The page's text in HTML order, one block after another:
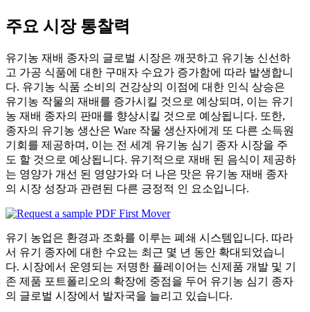
주요 시장 통찰력
유기농 재배 종자의 글로벌 시장은 깨끗하고 유기농 신선하
고 가공 식품에 대한 구매자 수요가 증가함에 따라 발생합니
다. 유기농 식품 소비의 건강상의 이점에 대한 인식 상승은
유기농 작물의 재배를 증가시킬 것으로 예상되며, 이는 유기
농 재배 종자의 판매를 향상시킬 것으로 예상됩니다. 또한,
종자의 유기농 생산은 Ware 작물 생산자에게 또 다른 소득원
기회를 제공하며, 이는 전 세계 유기농 심기 종자 시장을 주
도 할 것으로 예상됩니다. 유기적으로 재배 된 음식이 제공하
는 영양가 개선 된 영양가와 더 나은 맛은 유기농 재배 종자
의 시장 성장과 관련된 다른 긍정적 인 요소입니다.
유기 농업은 환경과 조화를 이루는 폐쇄 시스템입니다. 따라
서 유기 종자에 대한 수요는 최근 몇 년 동안 확대되었습니
다. 시장에서 운영되는 저명한 플레이어는 신제품 개발 및 기
존 제품 포트폴리오의 확장에 중점을 두어 유기농 심기 종자
의 글로벌 시장에서 발자국을 늘리고 있습니다.